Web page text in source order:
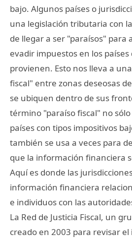
bajo. Algunos países o
una legislación tributaria con
de llegar a ser "paraísos" para
evadir impuestos en los países
provienen. Esto nos lleva a
fiscal" entre zonas deseosas
se ubiquen dentro de sus
término "paraíso fiscal" no
países con tipos impositivos
también se usa a veces para
que la información financiera
Aquí es donde las
información financiera
e individuos con las
La Red de Justicia Fiscal, un
creado en 2003 para revisar el